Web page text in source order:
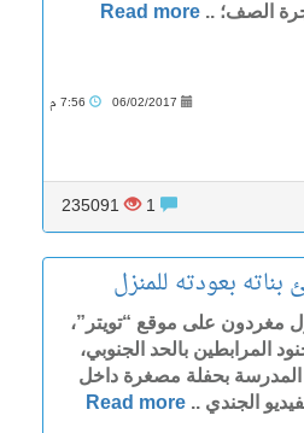
الصف؛ .. Read more
06/02/2017
235091
بعودته للمنزل
مغردون على موقع “تويتر”،
المرابطين بالحد الجنوبي،
المدرسة بحفلة مصغرة داخل
الجندي .. Read more